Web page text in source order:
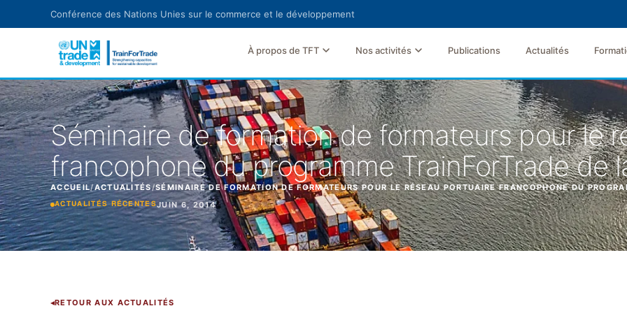
Aller au contenu principal
Conférence des Nations Unies sur le commerce et le développement
À propos de TFT Nos activités Publications Actualités
Séminaire de formation de formateurs pour le
francophone du programme TrainForTrade de
ACCUEIL/ACTUALITÉS/SÉMINAIRE DE FORMATION DE FORMATEURS POUR LE RÉSEAU PORTUAIRE FRANCOPHONE DU
ACTUALITÉS RÉCENTESJUIN 6, 2014
RETOUR AUX ACTUALITÉS